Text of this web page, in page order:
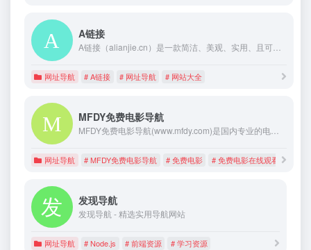
A链接
A链接（alianjie.cn）是一款简洁、美观、实用、且可完全自定义的网站导航工具，为用户提供极致的上网体验是A链接的核心追求！快速链接互联网，就上alianjie.cn
网址导航 # A链接 # 网址导航 # 网站大全
MFDY免费电影导航
MFDY免费电影导航(www.mfdy.com)是国内专业的电影网址导航网站。人工整理优秀的在线电影网站大全、电影网站排行榜和电影下载网站大全，为大家在线看电影和下载电影提供便利。
网址导航 # MFDY免费电影导航 # 免费电影 # 免费电影在线观看
发现导航
发现导航 - 精选实用导航网站
网址导航 # Node.js # 前端资源 # 学习资源